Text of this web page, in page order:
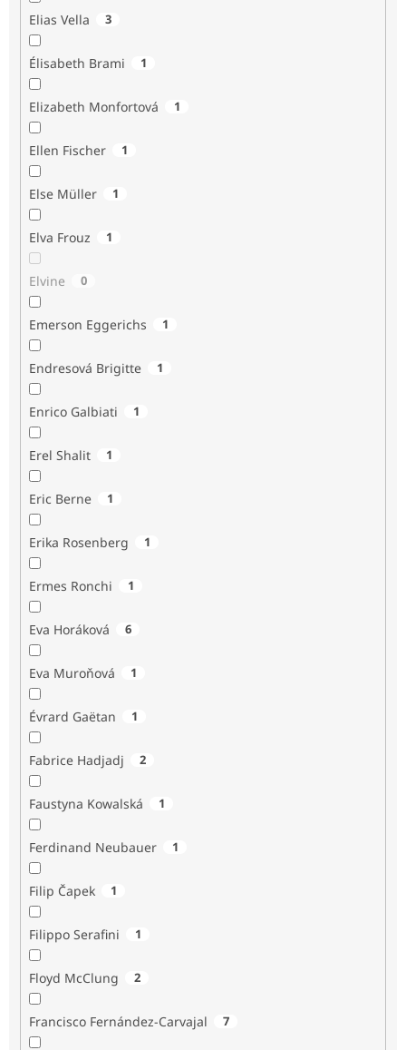
Elias Vella 3
Élisabeth Brami 1
Elizabeth Monfortová 1
Ellen Fischer 1
Else Müller 1
Elva Frouz 1
Elvine 0
Emerson Eggerichs 1
Endresová Brigitte 1
Enrico Galbiati 1
Erel Shalit 1
Eric Berne 1
Erika Rosenberg 1
Ermes Ronchi 1
Eva Horáková 6
Eva Muroňová 1
Évrard Gaëtan 1
Fabrice Hadjadj 2
Faustyna Kowalská 1
Ferdinand Neubauer 1
Filip Čapek 1
Filippo Serafini 1
Floyd McClung 2
Francisco Fernández-Carvajal 7